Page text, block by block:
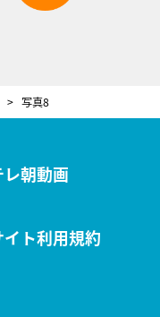
写真8
レ朝動画
イト利用規約